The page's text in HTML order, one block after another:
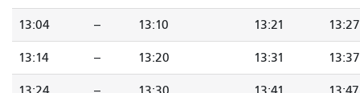
13:04 -- 13:10 13:21 13:27
13:14 -- 13:20 13:31 13:37